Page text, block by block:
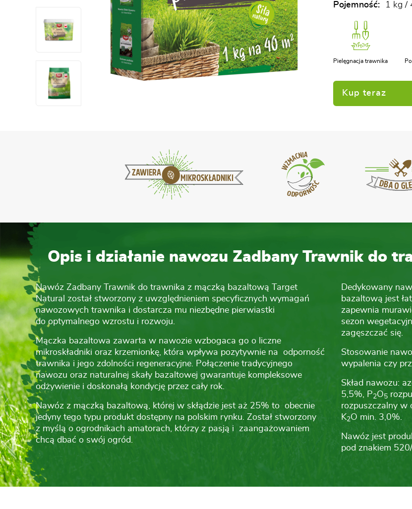
Pojemność: 1 kg /
Pielęgnacja trawnika
Kup teraz
Opis i działanie nawozu Zadbany Trawnik do
Nawóz Zadbany Trawnik do trawnika z mączką bazaltową Target
Natural został stworzony z uwzględnieniem specyficznych wymagań
nawozowych trawnika i dostarcza mu niezbędne pierwiastki
do optymalnego wzrostu i rozwoju.
Mączka bazaltowa zawarta w nawozie wzbogaca go o liczne
mikroskładniki oraz krzemionkę, która wpływa pozytywnie na odporność
trawnika i jego zdolności regeneracyjne. Połączenie tradycyjnego
nawozu oraz naturalnej skały bazaltowej gwarantuje kompleksowe
odżywienie i doskonałą kondycję przez cały rok.
Nawóz z mączką bazaltową, której w skłądzie jest aż 25% to obecnie
jedyny tego typu produkt dostępny na polskim rynku. Został stworzony
z myślą o ogrodnikach amatorach, którzy z pasją i zaangażowaniem
chcą dbać o swój ogród.
Dedykowany
bazaltową jest
zapewnia
sezon
zagęszczać się.
Stosowanie
wypalenia czy
Skład nawozu:
5,5%, P2O5
rozpuszczalny w
K2O min. 3,0%.
Nawóz jest
pod znakiem